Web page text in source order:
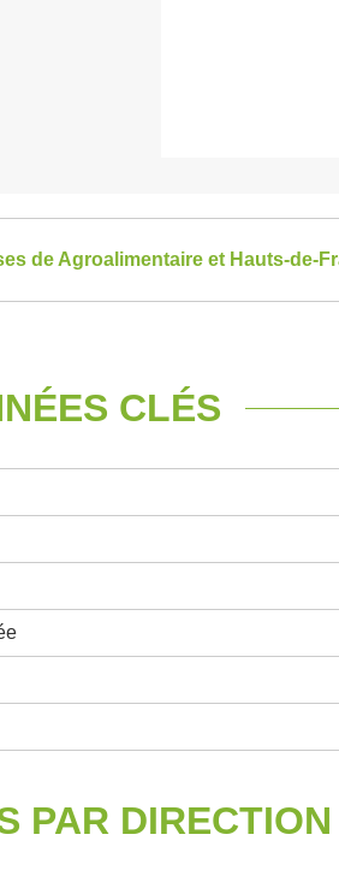
de Agroalimentaire et Hauts-de-
CLÉS
PAR DIRECTION